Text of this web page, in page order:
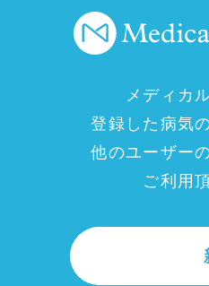
メディカ
登録した病気
他のユーザー
ご利用